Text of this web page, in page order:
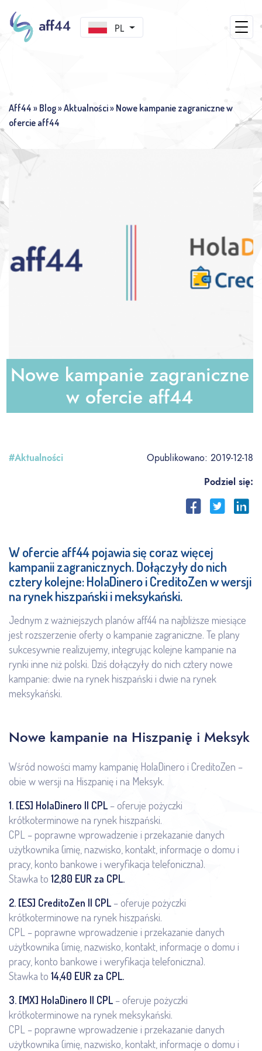
PL
Aff44 » Blog»Aktualności» Nowe kampanie zagraniczne w
ofercie aff44
Nowe kampanie zagraniczne
w ofercie aff44
#Aktualności Opublikowano: 2019-12-18
Podziel się:
W ofercie aff44 pojawia się coraz więcej
kampanii zagranicznych. Dołączyły do nich
cztery kolejne: HolaDinero i CreditoZen w wersji
na rynek hiszpański i meksykański.
Jednym z ważniejszych planów aff44 na najbliższe miesiące
jest rozszerzenie oferty o kampanie zagraniczne. Te plany
sukcesywnie realizujemy, integrując kolejne kampanie na
rynki inne niż polski. Dziś dołączyły do nich cztery nowe
kampanie: dwie na rynek hiszpański i dwie na rynek
meksykański.
Nowe kampanie na Hiszpanię i Meksyk
Wśród nowości mamy kampanię HolaDinero i CreditoZen –
obie w wersji na Hiszpanię i na Meksyk.
1. [ES] HolaDinero || CPL – oferuje pożyczki
krótkoterminowe na rynek hiszpański.
CPL – poprawne wprowadzenie i przekazanie danych
użytkownika (imię, nazwisko, kontakt, informacje o domu i
pracy, konto bankowe i weryfikacja telefoniczna).
Stawka to 12,80 EUR za CPL.
2. [ES] CreditoZen || CPL – oferuje pożyczki
krótkoterminowe na rynek hiszpański.
CPL – poprawne wprowadzenie i przekazanie danych
użytkownika (imię, nazwisko, kontakt, informacje o domu i
pracy, konto bankowe i weryfikacja telefoniczna).
Stawka to 14,40 EUR za CPL.
3. [MX] HolaDinero || CPL – oferuje pożyczki
krótkoterminowe na rynek meksykański.
CPL – poprawne wprowadzenie i przekazanie danych
użytkownika (imię, nazwisko, kontakt, informacje o domu i